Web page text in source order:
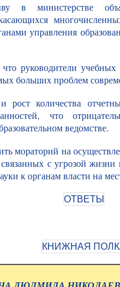
в министерстве
управления
руководители учебных
больших проблем
рост количества
что
ведомстве.
мораторий на
с угрозой
к органам власти на